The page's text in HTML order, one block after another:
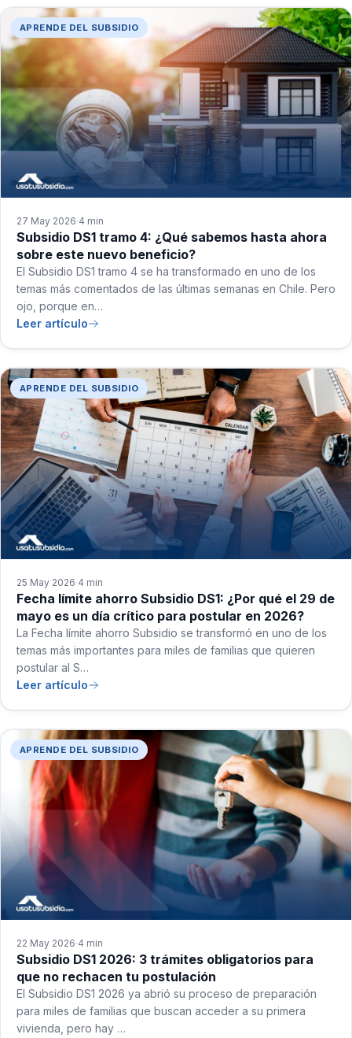
APRENDE DEL SUBSIDIO
27 May 2026·4 min
Subsidio DS1 tramo 4: ¿Qué sabemos hasta ahora
sobre este nuevo beneficio?
El Subsidio DS1 tramo 4 se ha transformado en uno de los
temas más comentados de las últimas semanas en Chile. Pero
ojo, porque en…
Leer artículo
APRENDE DEL SUBSIDIO
25 May 2026·4 min
Fecha límite ahorro Subsidio DS1: ¿Por qué el 29 de
mayo es un día crítico para postular en 2026?
La Fecha límite ahorro Subsidio se transformó en uno de los
temas más importantes para miles de familias que quieren
postular al S…
Leer artículo
APRENDE DEL SUBSIDIO
22 May 2026·4 min
Subsidio DS1 2026: 3 trámites obligatorios para
que no rechacen tu postulación
El Subsidio DS1 2026 ya abrió su proceso de preparación
para miles de familias que buscan acceder a su primera
vivienda, pero hay …